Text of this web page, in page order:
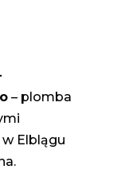
– plomba
Elblągu